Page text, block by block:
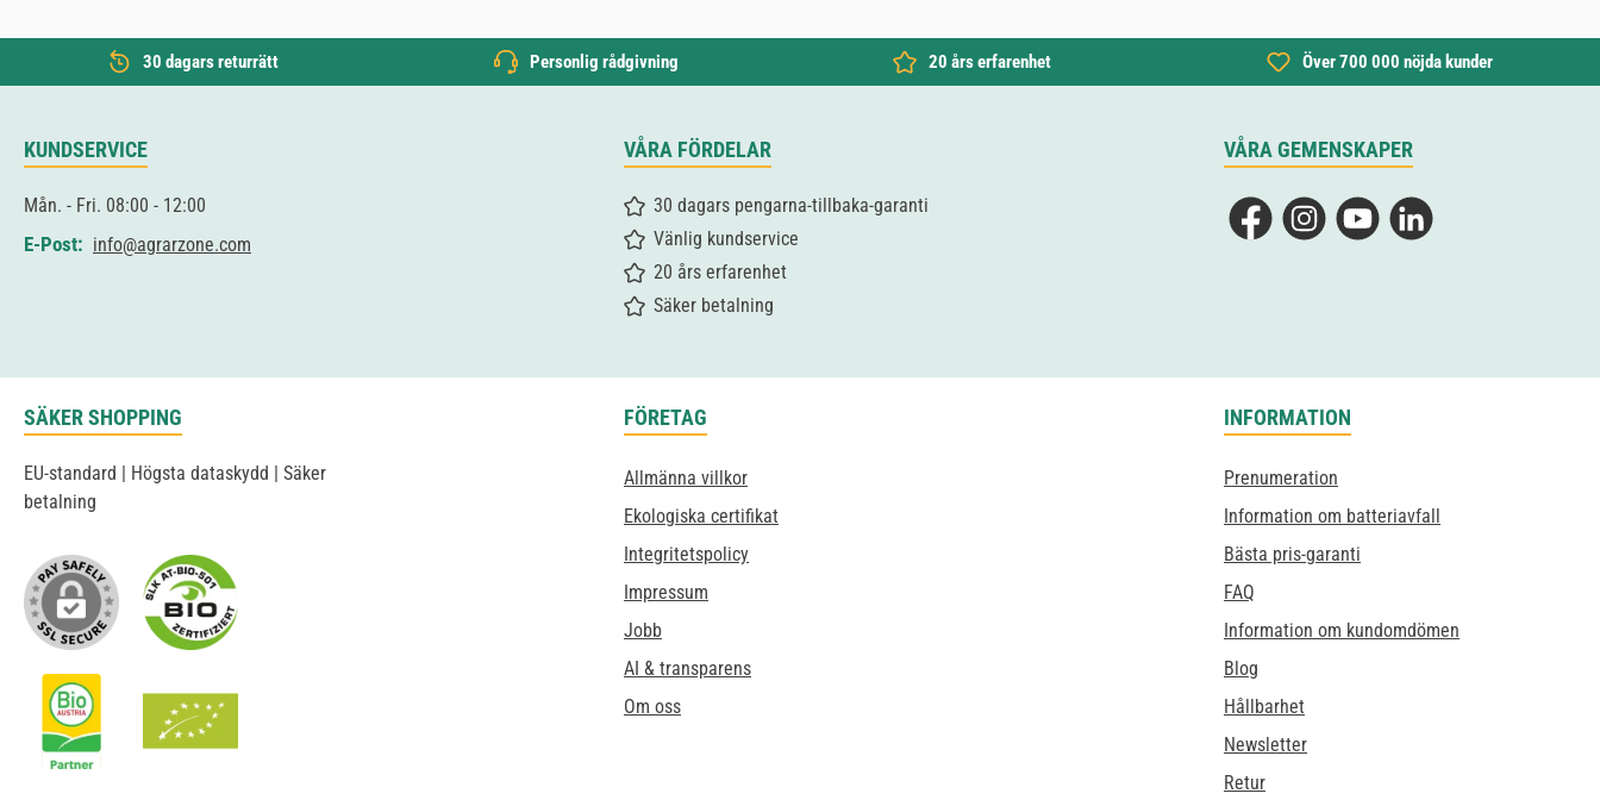
30 dagars returrätt Personlig rådgivning 20 års erfarenhet Över 700 000 nöjda kunder
KUNDSERVICE
Mån. - Fri. 08:00 - 12:00
E-Post: info@agrarzone.com
VÅRA FÖRDELAR
30 dagars pengarna-tillbaka-garanti
Vänlig kundservice
20 års erfarenhet
Säker betalning
VÅRA GEMENSKAPER
FacebookInstagramYouTubeLinkedIn
SÄKER SHOPPING
EU-standard | Högsta dataskydd | Säker
betalning
FÖRETAG
Allmänna villkor
Ekologiska certifikat
Integritetspolicy
Impressum
Jobb
AI & transparens
Om oss
INFORMATION
Prenumeration
Information om batteriavfall
Bästa pris-garanti
FAQ
Information om kundomdömen
Blog
Hållbarhet
Newsletter
Retur